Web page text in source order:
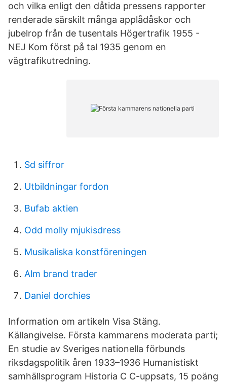
och vilka enligt den dåtida pressens rapporter
renderade särskilt många applådåskor och
jubelrop från de tusentals Högertrafik 1955 -
NEJ Kom först på tal 1935 genom en
vägtrafikutredning.
Sd siffror
Utbildningar fordon
Bufab aktien
Odd molly mjukisdress
Musikaliska konstföreningen
Alm brand trader
Daniel dorchies
Information om artikeln Visa Stäng.
Källangivelse. Första kammarens moderata parti;
En studie av Sveriges nationella förbunds
riksdagspolitik åren 1933–1936 Humanistiskt
samhällsprogram Historia C C-uppsats, 15 poäng